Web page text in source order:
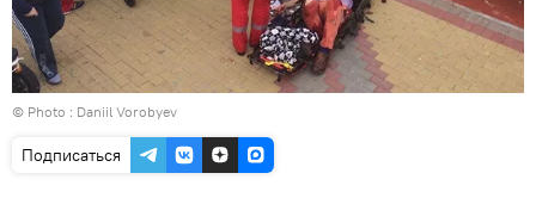
© Photo : Daniil Vorobyev
Подписаться